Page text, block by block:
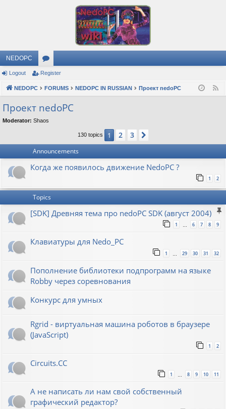
NEDOPC
or
u
s
Logout Register
NEDOPC FORUMS NEDOPC IN RUSSIAN Проект nedoPC
Проект nedoPC
Moderator: Shaos
130 topics 1 2 3
Announcements
Когда же появилось движение NedoPC ?
1 2
Topics
[SDK] Древняя тема про nedoPC SDK (август 2004)
1 … 6 7 8 9
Клавиатуры для Nedo_PC
1 29 30 31 32
Пополнение библиотеки подпрограмм на языке
Robby через соревнования
Конкурс для умных
Rgrid - виртуальная машина роботов в браузере
(JavaScript)
1 2
Circuits.CC
1 8 9 10 11
А не написать ли нам свой собственный
графический редактор?